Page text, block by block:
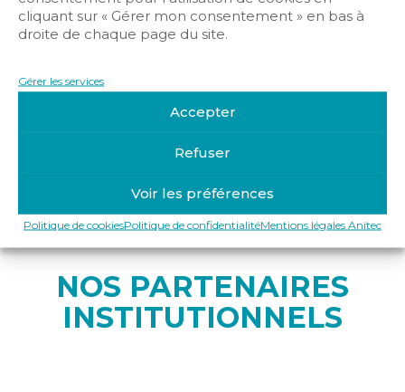
cliquant sur « Gérer mon consentement » en bas à
droite de chaque page du site.
Gérer les services
Accepter
Refuser
Voir les préférences
Politique de cookiesPolitique de confidentialitéMentions légales Anitec
NOS PARTENAIRES
INSTITUTIONNELS